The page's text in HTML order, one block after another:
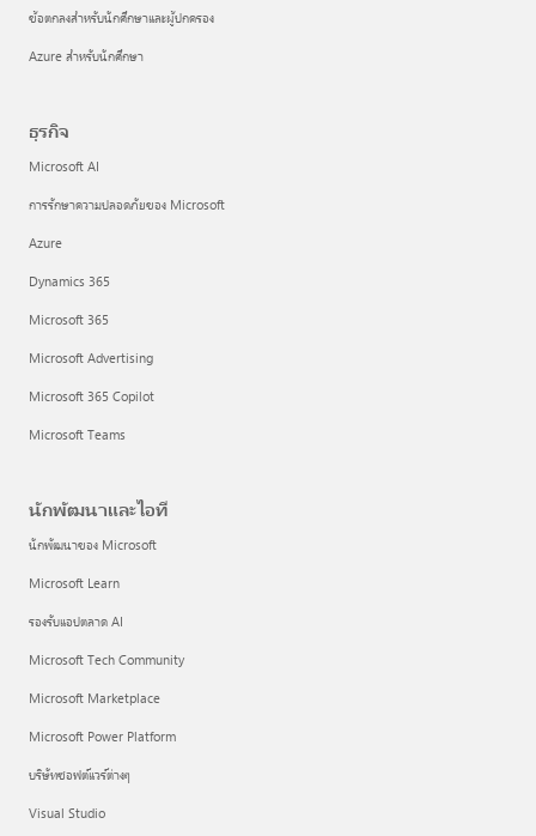
ข้อตกลงสำหรับนักศึกษาและผู้ปกครอง
Azure สำหรับนักศึกษา
ธุรกิจ
Microsoft AI
การรักษาความปลอดภัยของ Microsoft
Azure
Dynamics 365
Microsoft 365
Microsoft Advertising
Microsoft 365 Copilot
Microsoft Teams
นักพัฒนาและไอที
นักพัฒนาของ Microsoft
Microsoft Learn
รองรับแอปตลาด AI
Microsoft Tech Community
Microsoft Marketplace
Microsoft Power Platform
บริษัทซอฟต์แวร์ต่างๆ
Visual Studio